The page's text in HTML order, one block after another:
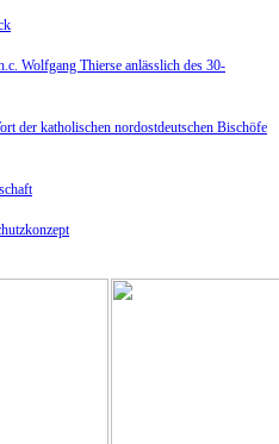
Wolfgang Thierse anlässlich des 30-
der katholischen nordostdeutschen Bischöfe